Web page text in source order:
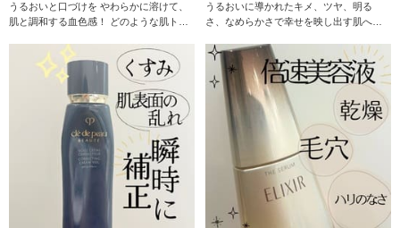
うるおいと口づけを やわらかに溶けて、
肌と調和する血色感！ どのような肌トー
うるおいに導かれたキメ、ツヤ、明る
さ、なめらかさで幸せを映し出す肌へ導